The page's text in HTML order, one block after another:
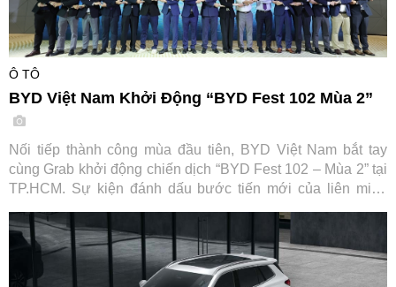
Ô TÔ
BYD Việt Nam Khởi Động “BYD Fest 102 Mùa 2”
Nối tiếp thành công mùa đầu tiên, BYD Việt Nam bắt tay
cùng Grab khởi động chiến dịch “BYD Fest 102 – Mùa 2” tại
TP.HCM. Sự kiện đánh dấu bước tiến mới của liên minh
đẩy chuyển đổi xanh cho ngành vận tải dịch vụ tại Việt Nam.